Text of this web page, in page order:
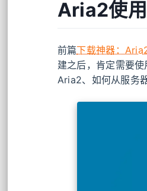
Aria2使
前篇下载神器：
建之后，肯定需要
Aria2、如何从服务